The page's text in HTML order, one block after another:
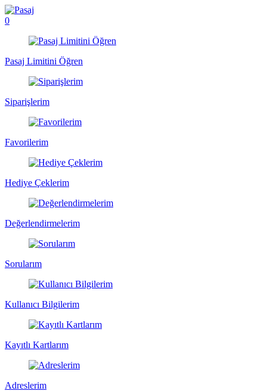
0
Pasaj Limitini Öğren
Siparişlerim
Favorilerim
Hediye Çeklerim
Değerlendirmelerim
Sorularım
Kullanıcı Bilgilerim
Kayıtlı Kartlarım
Adreslerim